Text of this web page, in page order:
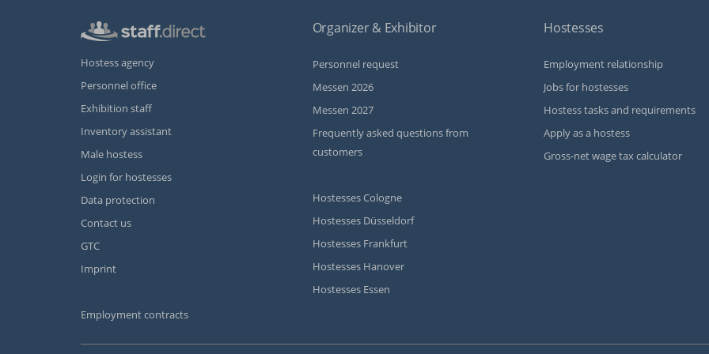
Hostess agency
Personnel office
Exhibition staff
Inventory assistant
Male hostess
Login for hostesses
Data protection
Contact us
GTC
Imprint
Employment contracts
Organizer & Exhibitor
Personnel request
Messen 2026
Messen 2027
Frequently asked questions from
customers
Hostesses Cologne
Hostesses Düsseldorf
Hostesses Frankfurt
Hostesses Hanover
Hostesses Essen
Hostesses
Employment relationship
Jobs for hostesses
Hostess tasks and requirements
Apply as a hostess
Gross-net wage tax calculator